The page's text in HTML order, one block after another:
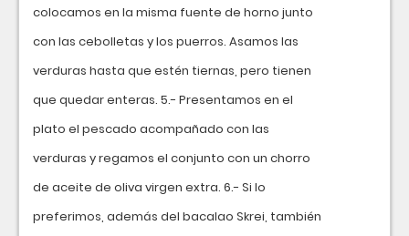
colocamos en la misma fuente de horno junto
con las cebolletas y los puerros. Asamos las
verduras hasta que estén tiernas, pero tienen
que quedar enteras. 5.- Presentamos en el
plato el pescado acompañado con las
verduras y regamos el conjunto con un chorro
de aceite de oliva virgen extra. 6.- Si lo
preferimos, además del bacalao Skrei, también